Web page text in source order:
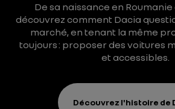
De sa naissance en Roumanie
découvrez comment Dacia
marché, en tenant la même
toujours : proposer des voitures
et accessibles.
Découvrez l'histoire de